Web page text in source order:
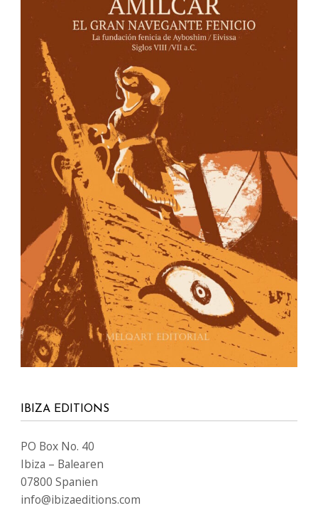
IBIZA EDITIONS
PO Box No. 40
Ibiza – Balearen
07800 Spanien
info@ibizaeditions.com